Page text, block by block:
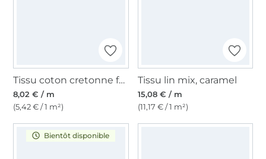
Tissu coton cretonne fanion, vert sapin
8,02 € / m
(5,42 € / 1 m²)
Tissu lin mix, caramel
15,08 € / m
(11,17 € / 1 m²)
Bientôt disponible